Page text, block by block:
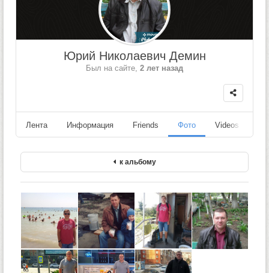
Юрий Николаевич Демин
Был на сайте, 2 лет назад
Лента Информация Friends Фото Videos
к альбому